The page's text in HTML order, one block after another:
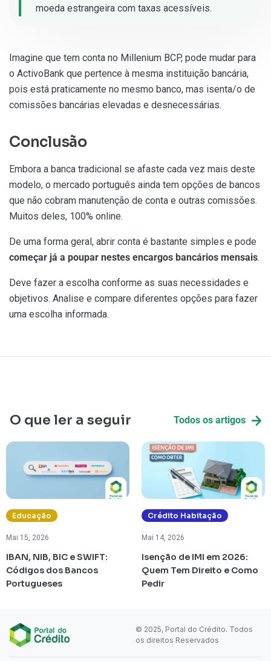
moeda estrangeira com taxas acessíveis.
Imagine que tem conta no Millenium BCP, pode mudar para
o ActivoBank que pertence à mesma instituição bancária,
pois está praticamente no mesmo banco, mas isenta/o de
comissões bancárias elevadas e desnecessárias.
Conclusão
Embora a banca tradicional se afaste cada vez mais deste
modelo, o mercado português ainda tem opções de bancos
que não cobram manutenção de conta e outras comissões.
Muitos deles, 100% online.
De uma forma geral, abrir conta é bastante simples e pode
começar já a poupar nestes encargos bancários mensais.
Deve fazer a escolha conforme as suas necessidades e
objetivos. Analise e compare diferentes opções para fazer
uma escolha informada.
O que ler a seguir Todos os artigos
Educação
Mai 15, 2026
IBAN, NIB, BIC e SWIFT:
Códigos dos Bancos
Portugueses
Crédito Habitação
Mai 14, 2026
Isenção de IMI em 2026:
Quem Tem Direito e Como
Pedir
© 2025, Portal do Crédito. Todos
os direitos Reservados